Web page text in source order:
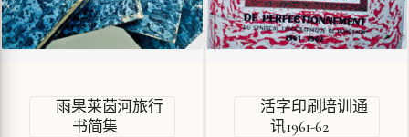
雨果莱茵河旅行
书简集
活字印刷培训通
讯1961-62